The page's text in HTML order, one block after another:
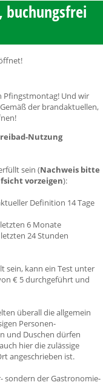
buchungsfrei
Pfingstmontag! Und wir
der brandaktuellen,
Nutzung
sein (Nachweis bitte
vorzeigen):
Definition 14 Tage
6 Monate
24 Stunden
sein, kann ein Test unter
€ 5 durchgeführt und
überall die allgemein
Personen-
und Duschen dürfen
hier die zulässige
angeschrieben ist.
sondern der Gastronomie-